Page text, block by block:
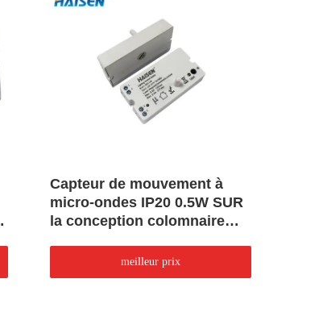
Capteur de mouvement à
micro-ondes IP20 0.5W SUR
la conception colomnaire
meilleur prix